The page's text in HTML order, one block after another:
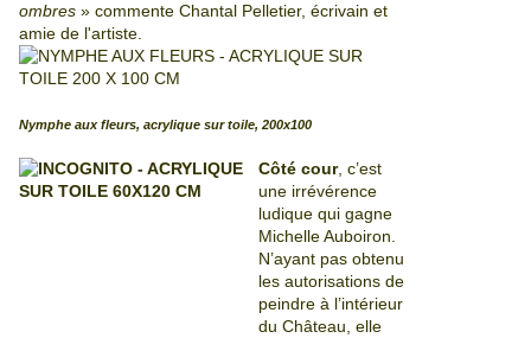
ombres » commente Chantal Pelletier, écrivain et
amie de l'artiste.
Nymphe aux fleurs, acrylique sur toile, 200x100
Côté cour, c’est
une irrévérence
ludique qui gagne
Michelle Auboiron.
N’ayant pas obtenu
les autorisations de
peindre à l’intérieur
du Château, elle